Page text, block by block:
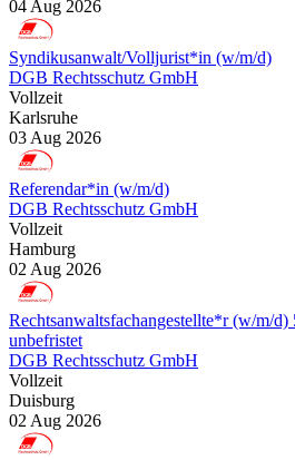
04 Aug 2026
Syndikusanwalt/Volljurist*in (w/m/d)
DGB Rechtsschutz GmbH
Vollzeit
Karlsruhe
03 Aug 2026
Referendar*in (w/m/d)
DGB Rechtsschutz GmbH
Vollzeit
Hamburg
02 Aug 2026
Rechtsanwaltsfachangestellte*r (w/m/d)
unbefristet
DGB Rechtsschutz GmbH
Vollzeit
Duisburg
02 Aug 2026